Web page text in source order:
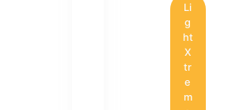
Li
g
ht
X
tr
e
m